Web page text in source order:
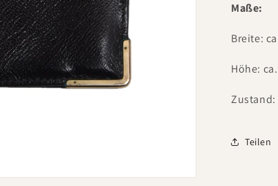
Maße:
Breite:
Höhe:
Teilen